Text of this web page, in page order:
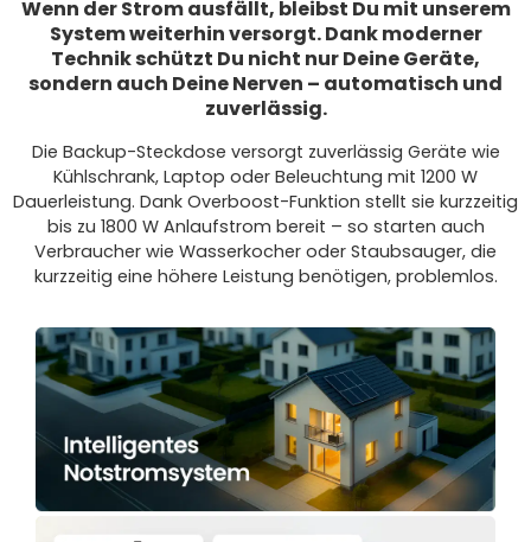
Wenn der Strom ausfällt, bleibst Du mit unserem
System weiterhin versorgt. Dank moderner
Technik schützt Du nicht nur Deine Geräte,
sondern auch Deine Nerven – automatisch und
zuverlässig.
Die Backup-Steckdose versorgt zuverlässig Geräte wie
Kühlschrank, Laptop oder Beleuchtung mit 1200 W
Dauerleistung. Dank Overboost-Funktion stellt sie kurzzeitig
bis zu 1800 W Anlaufstrom bereit – so starten auch
Verbraucher wie Wasserkocher oder Staubsauger, die
kurzzeitig eine höhere Leistung benötigen, problemlos.